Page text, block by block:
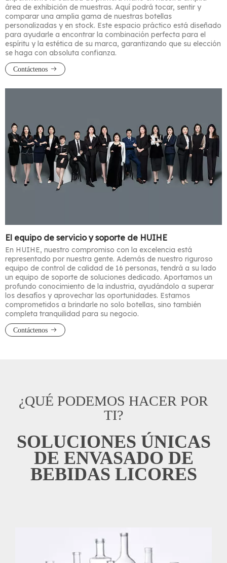
área de exhibición de muestras. Aquí podrá tocar, sentir y
comparar una amplia gama de nuestras botellas
personalizadas y en stock. Este espacio práctico está diseñado
para ayudarle a encontrar la combinación perfecta para el
espíritu y la estética de su marca, garantizando que su elección
se haga con absoluta confianza.
Contáctenos
El equipo de servicio y soporte de HUIHE
En HUIHE, nuestro compromiso con la excelencia está
representado por nuestra gente. Además de nuestro riguroso
equipo de control de calidad de 16 personas, tendrá a su lado
un equipo de soporte de soluciones dedicado. Aportamos un
profundo conocimiento de la industria, ayudándolo a superar
los desafíos y aprovechar las oportunidades. Estamos
comprometidos a brindarle no solo botellas, sino también
completa tranquilidad para su negocio.
Contáctenos
¿QUÉ PODEMOS HACER POR
TI?
SOLUCIONES ÚNICAS
DE ENVASADO DE
BEBIDAS LICORES